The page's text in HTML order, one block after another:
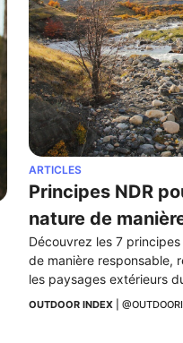
ARTICLES
Principes NDR
nature de
Découvrez les 7
de manière responsable,
les paysages extérieurs
OUTDOOR INDEX |